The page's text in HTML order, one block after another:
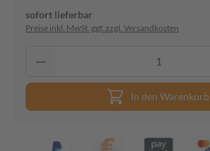
sofort lieferbar
Preise inkl. MwSt. ggf. zzgl. Versandkosten
In den Warenkorb